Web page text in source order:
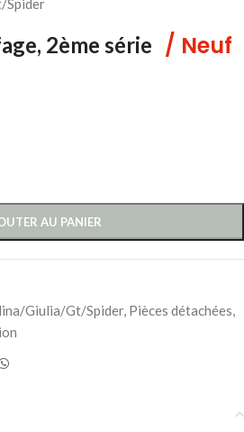
Spider
2ème série / Neuf
AU PANIER
Giulia/Gt/Spider, Pièces détachées,